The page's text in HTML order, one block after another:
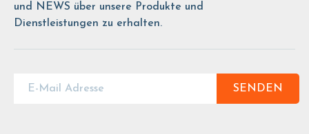
und NEWS über unsere Produkte und
Dienstleistungen zu erhalten.
SENDEN